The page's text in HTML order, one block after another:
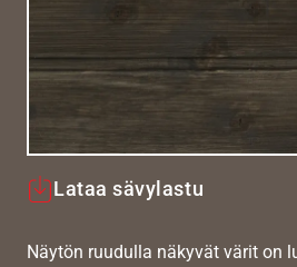
Lataa sävylastu
Näytön ruudulla näkyvät värit on